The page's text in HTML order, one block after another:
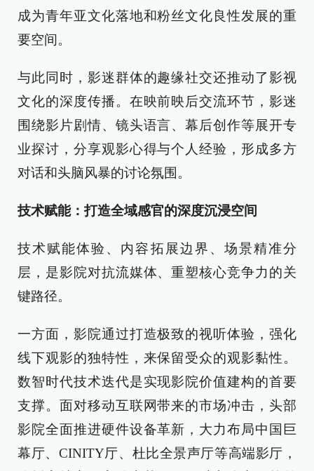
成为青年亚文化落地和粉丝文化良性发展的重
要空间。
与此同时，影迷群体的趣缘社交还推动了影视
文化的深度传播。在映前映后交流环节，影迷
围绕影片剧情、镜头语言、幕后创作等展开专
业探讨，分享观影心得与个人经验，形成多方
对话和头脑风暴的讨论氛围。
技术赋能：打造全域感官的深度沉浸空间
技术赋能体验、内容拓展边界、场景精准分
层，是影院对抗流媒体、重塑核心竞争力的关
键路径。
一方面，影院通过打造极致的视听体验，强化
线下观影的独特性，来保留受众的观影黏性。
数智时代技术迭代是实现影院价值建构的首要
支撑。面对移动互联网带来的市场冲击，头部
影院全面推进硬件设备革新，大力布局中国巨
幕厅、CINITY厅、杜比全景声厅等高端影厅，